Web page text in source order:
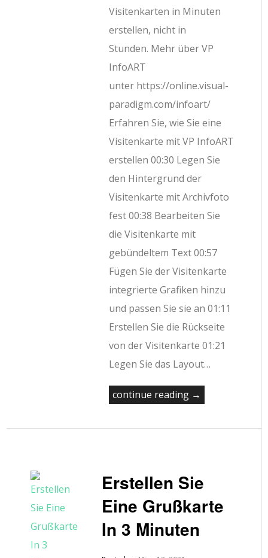
Visitenkarten in Minuten
erstellen, nicht in
Stunden. Mehr über VP
InfoART
unter https://online.visual-
paradigm.com/infoart/
Erfahren Sie, wie Sie eine
Visitenkarte mit VP InfoART
erstellen 00:30 Legen Sie
den Hintergrund der
Visitenkarte mit Archivfoto
fest 00:38 Bearbeiten Sie
die Visitenkarte mit
gebündeltem Text 00:57
Fügen Sie der Visitenkarte
integrierte Grafiken hinzu
und passen Sie sie an 01:11
Erstellen Sie die Rückseite
von der Visitenkarte 01:21
Legen Sie das Layout…
continue reading →
Erstellen Sie
Eine Grußkarte
In 3 Minuten